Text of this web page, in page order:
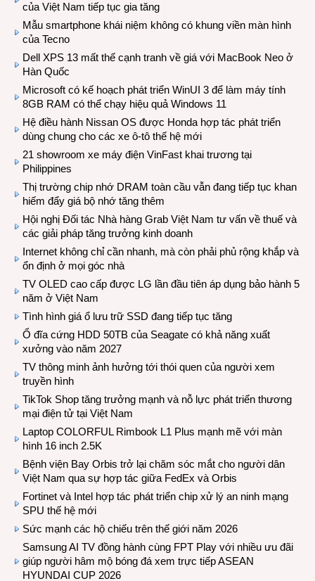
của Việt Nam tiếp tục gia tăng
Mẫu smartphone khái niệm không có khung viền màn hình
của Tecno
Dell XPS 13 mất thế cạnh tranh về giá với MacBook Neo ở
Hàn Quốc
Microsoft có kế hoạch phát triển WinUI 3 để làm máy tính
8GB RAM có thể chạy hiệu quả Windows 11
Hệ điều hành Nissan OS được Honda hợp tác phát triển
dùng chung cho các xe ô-tô thế hệ mới
21 showroom xe máy điện VinFast khai trương tại
Philippines
Thị trường chip nhớ DRAM toàn cầu vẫn đang tiếp tục khan
hiếm đẩy giá bộ nhớ tăng thêm
Hội nghị Đối tác Nhà hàng Grab Việt Nam tư vấn về thuế và
các giải pháp tăng trưởng kinh doanh
Internet không chỉ cần nhanh, mà còn phải phủ rộng khắp và
ổn định ở mọi góc nhà
TV OLED cao cấp được LG lần đầu tiên áp dụng bảo hành 5
năm ở Việt Nam
Tình hình giá ổ lưu trữ SSD đang tiếp tục tăng
Ổ đĩa cứng HDD 50TB của Seagate có khả năng xuất
xưởng vào năm 2027
TV thông minh ảnh hưởng tới thói quen của người xem
truyền hình
TikTok Shop tăng trưởng mạnh và nỗ lực phát triển thương
mại điện tử tại Việt Nam
Laptop COLORFUL Rimbook L1 Plus mạnh mẽ với màn
hình 16 inch 2.5K
Bệnh viện Bay Orbis trở lại chăm sóc mắt cho người dân
Việt Nam qua sự hợp tác giữa FedEx và Orbis
Fortinet và Intel hợp tác phát triển chip xử lý an ninh mạng
SPU thế hệ mới
Sức mạnh các hộ chiếu trên thế giới năm 2026
Samsung AI TV đồng hành cùng FPT Play với nhiều ưu đãi
giúp người hâm mộ bóng đá xem trực tiếp ASEAN
HYUNDAI CUP 2026